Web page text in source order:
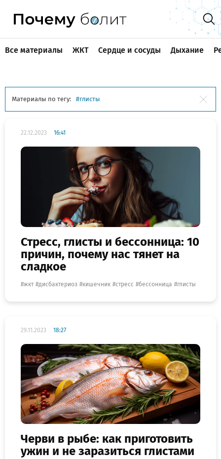
Все материалы ЖКТ Сердце и сосуды Дыхание
Материалы по тегу: глисты
22.12.2023 16:41
Стресс, глисты и бессонница: 10
причин, почему нас тянет на
сладкое
жкт дисбактериоз кишечник стресс бессонница глисты
29.11.2023 18:27
Черви в рыбе: как приготовить
ужин и не заразиться глистами